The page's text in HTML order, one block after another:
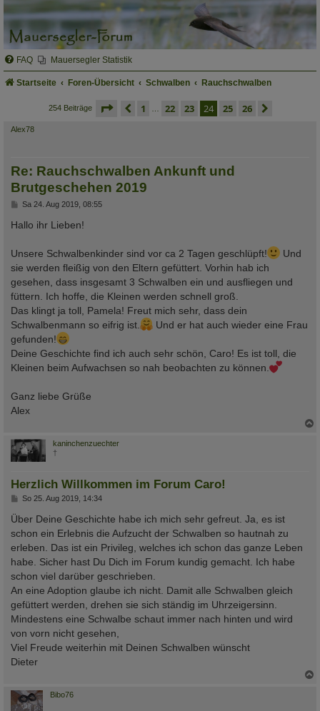
FAQ Mauersegler Statistik
Startseite Foren-Übersicht Schwalben Rauchschwalben
254 Beiträge seite 24 von 26
vorherige
1 22 23 24 25 26
Alex78
Re: Rauchschwalben Ankunft und
Brutgeschehen 2019
B
i
t
g
Sa 24. Aug 2019, 08:55
Hallo ihr Lieben!
Unsere Schwalbenkinder sind vor ca 2 Tagen geschlüpft!
Und
sie werden fleißig von den Eltern gefüttert. Vorhin hab ich
gesehen, dass insgesamt 3 Schwalben ein und ausfliegen und
füttern. Ich hoffe, die Kleinen werden schnell groß.
Das klingt ja toll, Pamela! Freut mich sehr, dass dein
Schwalbenmann so eifrig ist.
Und er hat auch wieder eine Frau
gefunden!
Deine Geschichte find ich auch sehr schön, Caro! Es ist toll, die
Kleinen beim Aufwachsen so nah beobachten zu können.
Ganz liebe Grüße
Alex
kaninchenzuechter
†
Herzlich Willkommen im Forum Caro!
B
i
r
a
g
So 25. Aug 2019, 14:34
Über Deine Geschichte habe ich mich sehr gefreut. Ja, es ist
schon ein Erlebnis die Aufzucht der Schwalben so hautnah zu
erleben. Das ist ein Privileg, welches ich schon das ganze Leben
habe. Sicher hast Du Dich im Forum kundig gemacht. Ich habe
schon viel darüber geschrieben.
An eine Adoption glaube ich nicht. Damit alle Schwalben gleich
gefüttert werden, drehen sie sich ständig im Uhrzeigersinn.
Mindestens eine Schwalbe schaut immer nach hinten und wird
von vorn nicht gesehen,
Viel Freude weiterhin mit Deinen Schwalben wünscht
Dieter
Bibo76